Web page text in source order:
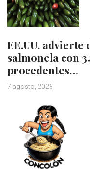
EE.UU. advierte
salmonela con
procedentes…
7 agosto, 2026